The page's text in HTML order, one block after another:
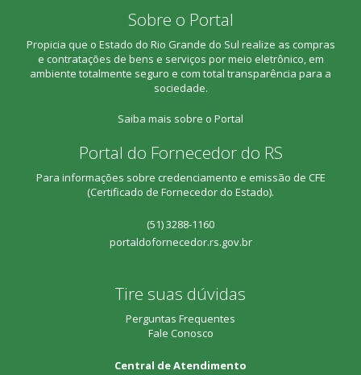
Sobre o Portal
Propicia que o Estado do Rio Grande do Sul realize as compras
e contratações de bens e serviços por meio eletrônico, em
ambiente totalmente seguro e com total transparência para a
sociedade.
Saiba mais sobre o Portal
Portal do Fornecedor do RS
Para informações sobre credenciamento e emissão de CFE
(Certificado de Fornecedor do Estado).
(51) 3288-1160
portaldofornecedor.rs.gov.br
Tire suas dúvidas
Perguntas Frequentes
Fale Conosco
Central de Atendimento